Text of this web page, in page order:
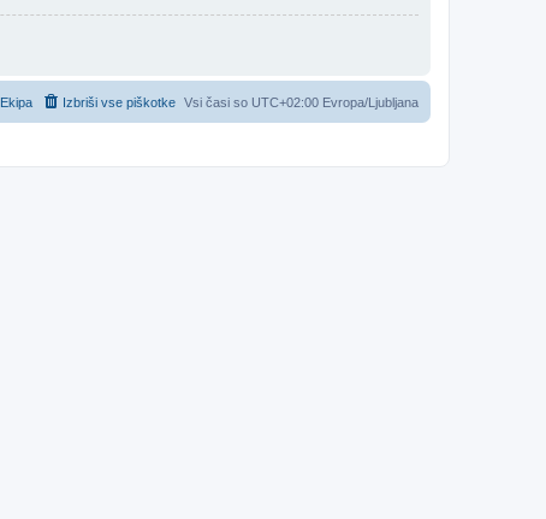
Vsi časi so UTC+02:00 Evropa/Ljubljana
Izbriši vse piškotke
Ekipa